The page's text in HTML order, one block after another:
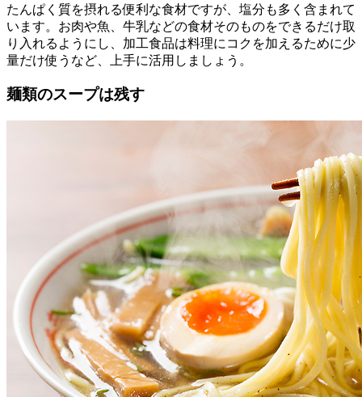
たんぱく質を摂れる便利な食材ですが、塩分も多く含まれて
います。お肉や魚、牛乳などの食材そのものをできるだけ取
り入れるようにし、加工食品は料理にコクを加えるために少
量だけ使うなど、上手に活用しましょう。
麺類のスープは残す